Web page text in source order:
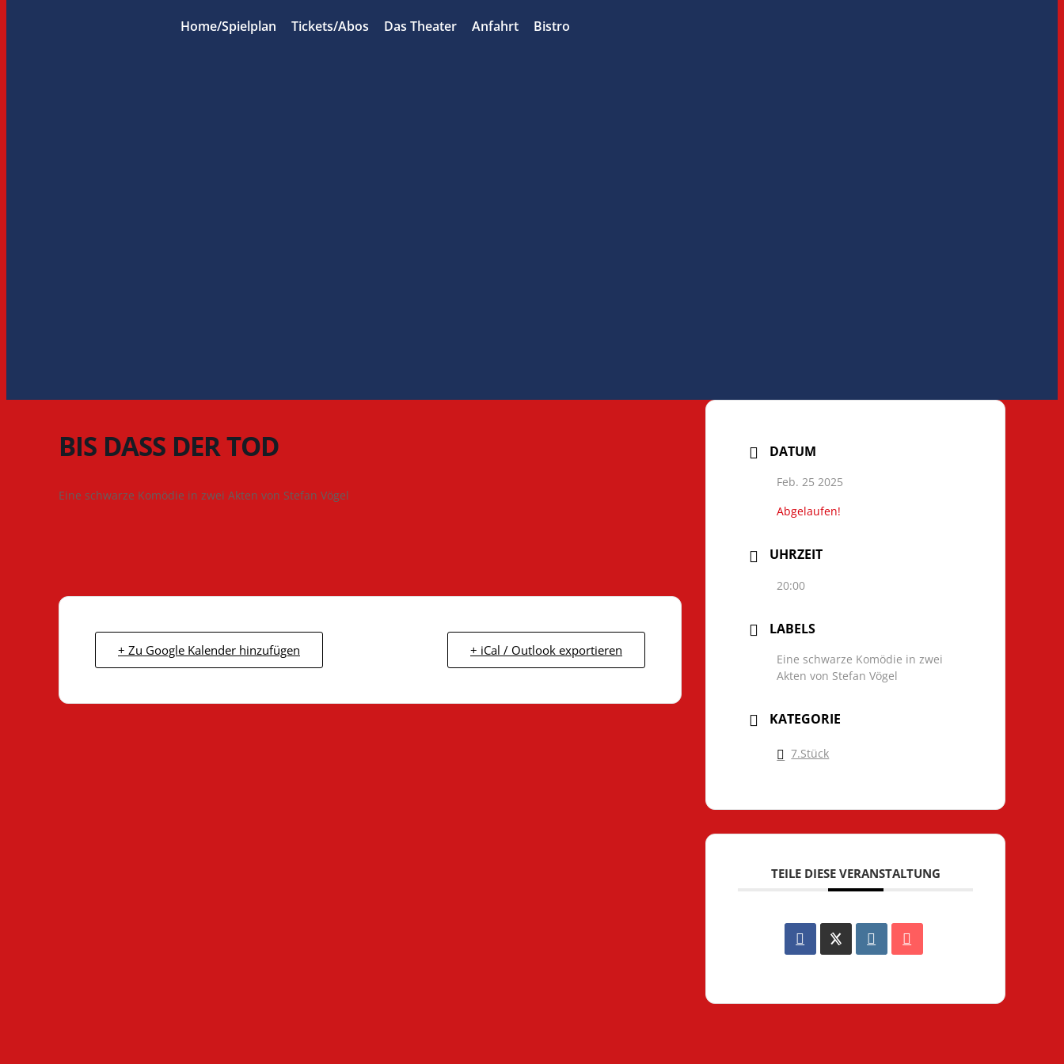
Home/Spielplan Tickets/Abos Das Theater Anfahrt Bistro
BIS DASS DER TOD
Eine schwarze Komödie in zwei Akten von Stefan Vögel
+ Zu Google Kalender hinzufügen + iCal / Outlook exportieren
DATUM
Feb. 25 2025
Abgelaufen!
UHRZEIT
20:00
LABELS
Eine schwarze Komödie in zwei
Akten von Stefan Vögel
KATEGORIE
7.Stück
TEILE DIESE VERANSTALTUNG